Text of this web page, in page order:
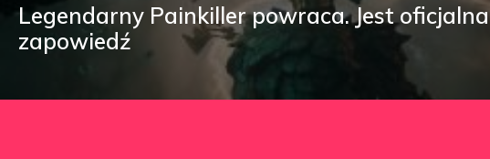
Legendarny Painkiller powraca. Jest oficjalna
zapowiedź